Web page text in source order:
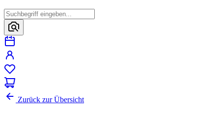
Zurück zur Übersicht